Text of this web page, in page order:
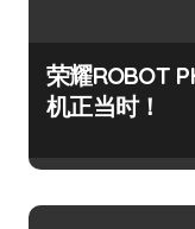
荣耀ROBOT
机正当时！